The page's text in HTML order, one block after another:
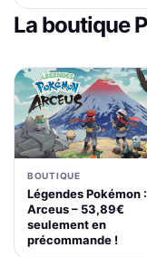
La boutique
BOUTIQUE
Légendes Pokémon :
Arceus – 53,89€
seulement en
précommande !